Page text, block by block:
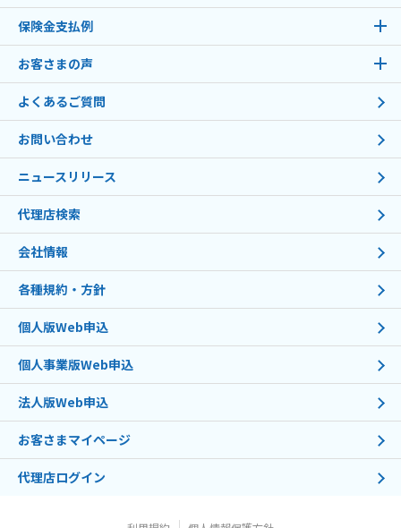
保険金支払例
お客さまの声
よくあるご質問
お問い合わせ
ニュースリリース
代理店検索
会社情報
各種規約・方針
個人版Web申込
個人事業版Web申込
法人版Web申込
お客さまマイページ
代理店ログイン